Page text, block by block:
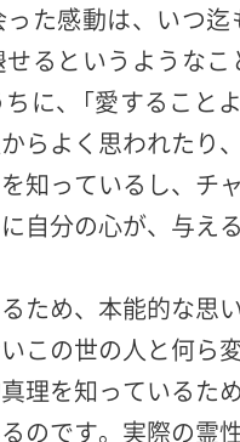
た感動は、いつ
るというような
に、「愛すること
らよく思われたり
知っているし、チ
自分の心が、与え
ため、本能的な思
この世の人と何ら
理を知っているた
のです。実際の霊